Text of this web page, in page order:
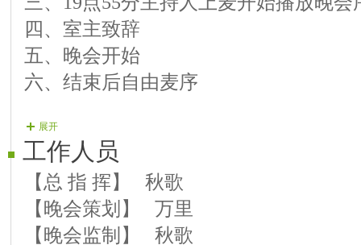
【14演员】秋怡 《红梅赞》
【15演员】轻舞 《草原之歌》
四、室主致辞
五、晚会开始
六、结束后自由麦序
展开
工作人员
【总 指 挥】 秋歌
【晚会策划】 万里
【晚会监制】 秋歌